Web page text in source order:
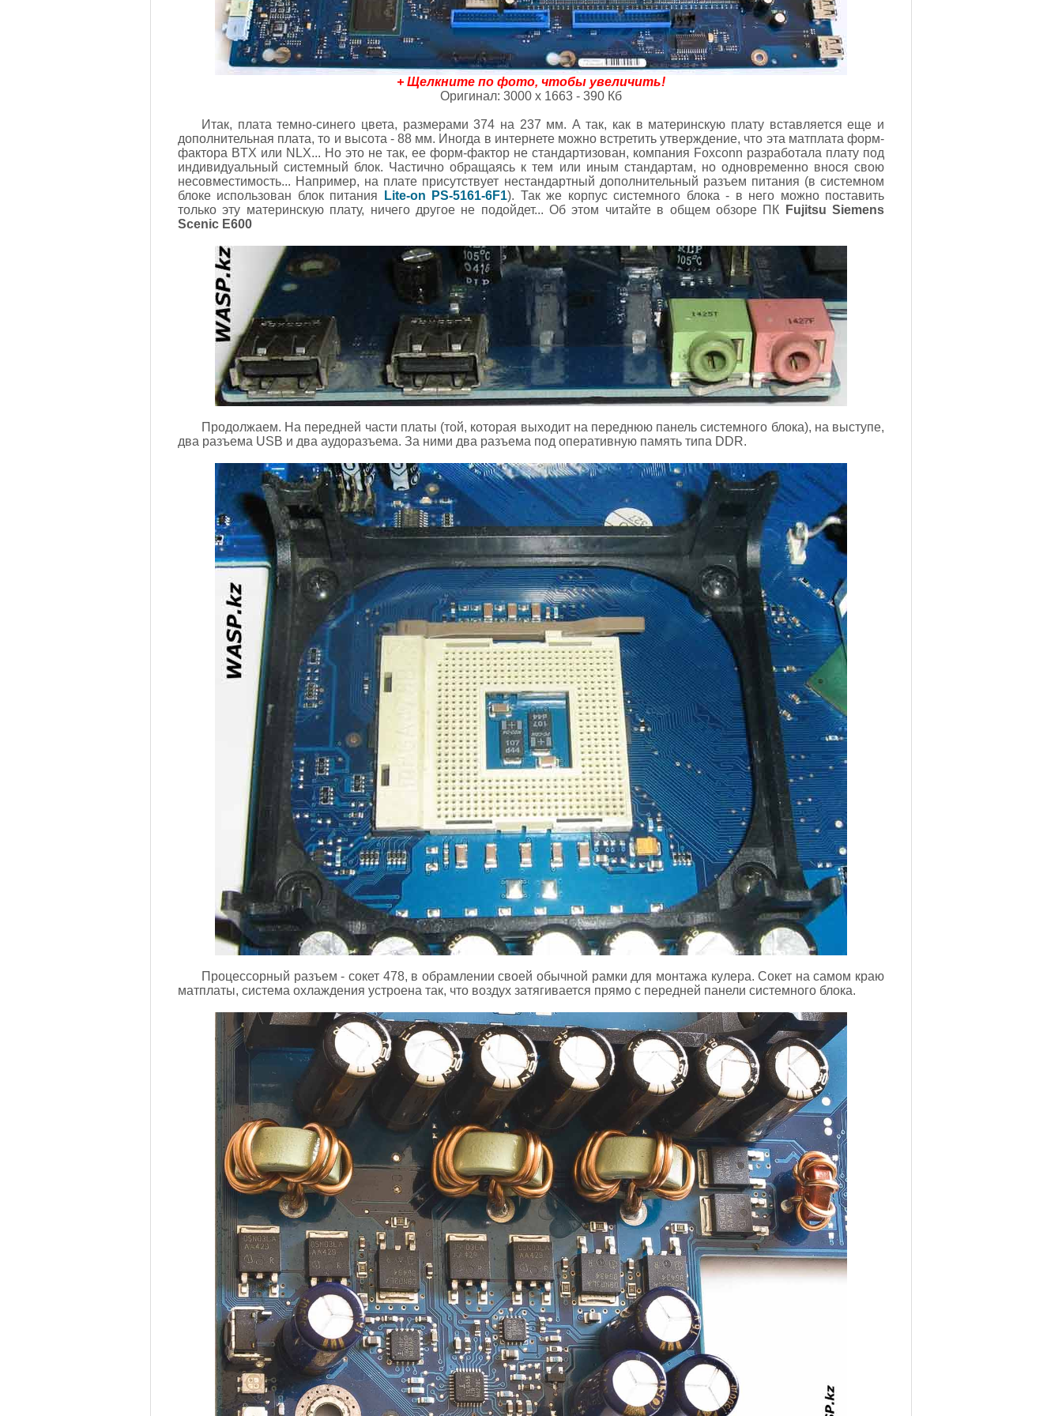
+ Щелкните по фото, чтобы увеличить!
Оригинал: 3000 х 1663 - 390 Кб
Итак, плата темно-синего цвета, размерами 374 на 237 мм. А так, как в материнскую плату вставляется еще и
дополнительная плата, то и высота - 88 мм. Иногда в интернете можно встретить утверждение, что эта матплата форм-
фактора BTX или NLX... Но это не так, ее форм-фактор не стандартизован, компания Foxconn разработала плату под
индивидуальный системный блок. Частично обращаясь к тем или иным стандартам, но одновременно внося свою
несовместимость... Например, на плате присутствует нестандартный дополнительный разъем питания (в системном
блоке использован блок питания
Lite-on PS-5161-6F1). Так же корпус системного блока - в него можно поставить
только эту материнскую плату, ничего другое не подойдет... Об этом читайте в общем обзоре ПК
Fujitsu Siemens
Scenic E600
Продолжаем. На передней части платы (той, которая выходит на переднюю панель системного блока), на выступе,
два разъема USB и два аудоразъема. За ними два разъема под оперативную память типа DDR.
Процессорный разъем - сокет 478, в обрамлении своей обычной рамки для монтажа кулера. Сокет на самом краю
матплаты, система охлаждения устроена так, что воздух затягивается прямо с передней панели системного блока.